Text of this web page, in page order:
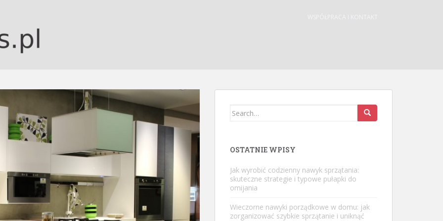
WSPÓŁPRACA I KONTAKT
Search
OSTATNIE WPISY
Jak wyrobić codzienny nawyk sprzątania:
skuteczne strategie i typowe pułapki do
omijania
Wieczorne nawyki porządkowe w domu: jak
zorganizować szybkie sprzątanie i uniknąć